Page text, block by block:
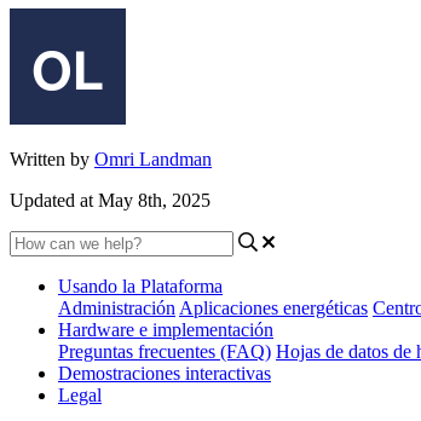
Written by Omri Landman
Updated at May 8th, 2025
Usando la Plataforma
Administración Aplicaciones energéticas
Hardware e implementación
Preguntas frecuentes (FAQ) Hojas de datos de
Demostraciones interactivas
Legal